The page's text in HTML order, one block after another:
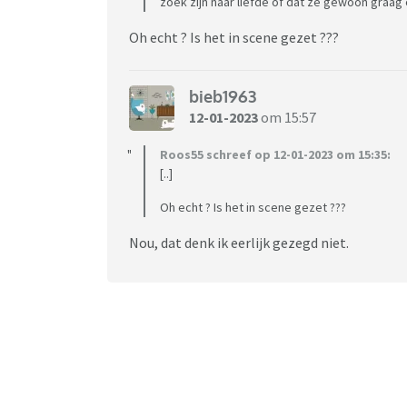
Oh echt ? Is het in scene gezet ???
bieb1963
12-01-2023om 15:57
Roos55 schreef op 12-01-2023 om 15:35:
[..]
Oh echt ? Is het in scene gezet ???
Nou, dat denk ik eerlijk gezegd niet.